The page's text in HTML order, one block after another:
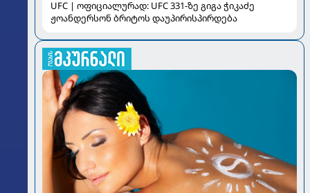
UFC | ოფიციალურად: UFC 331-ზე გიგა ჭიკაძე
ჟოანდერსონ ბრიტოს დაუპირისპირდება